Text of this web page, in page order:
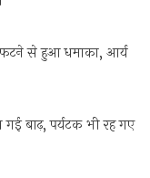
फटने से हुआ धमाका, आर्य
बाढ़, पर्यटक भी रह गए